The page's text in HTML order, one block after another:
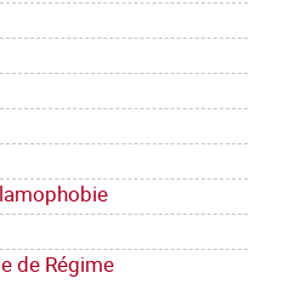
de Régime